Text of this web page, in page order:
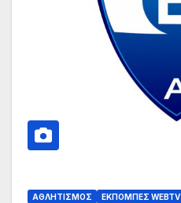
ΑΘΛΗΤΙΣΜΌΣ ΕΚΠΟΜΠΈΣ WEBTV